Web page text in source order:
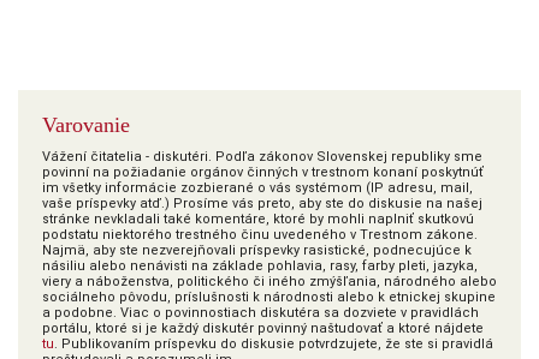
Varovanie
Vážení čitatelia - diskutéri. Podľa zákonov Slovenskej republiky sme
povinní na požiadanie orgánov činných v trestnom konaní poskytnúť
im všetky informácie zozbierané o vás systémom (IP adresu, mail,
vaše príspevky atď.) Prosíme vás preto, aby ste do diskusie na našej
stránke nevkladali také komentáre, ktoré by mohli naplniť skutkovú
podstatu niektorého trestného činu uvedeného v Trestnom zákone.
Najmä, aby ste nezverejňovali príspevky rasistické, podnecujúce k
násiliu alebo nenávisti na základe pohlavia, rasy, farby pleti, jazyka,
viery a náboženstva, politického či iného zmýšľania, národného alebo
sociálneho pôvodu, príslušnosti k národnosti alebo k etnickej skupine
a podobne. Viac o povinnostiach diskutéra sa dozviete v pravidlách
portálu, ktoré si je každý diskutér povinný naštudovať a ktoré nájdete
tu. Publikovaním príspevku do diskusie potvrdzujete, že ste si pravidlá